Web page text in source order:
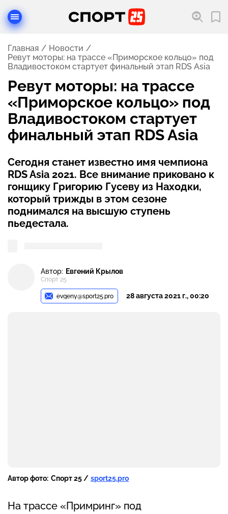
Главная
Новости
Ревут моторы: на трассе «Приморское кольцо» под
Владивостоком стартует финальный этап RDS Asia
Ревут моторы: на трассе
«Приморское кольцо» под
Владивостоком стартует
финальный этап RDS Asia
Сегодня станет известно имя чемпиона
RDS Asia 2021. Все внимание приковано к
гонщику Григорию Гусеву из Находки,
который трижды в этом сезоне
поднимался на высшую ступень
пьедестала.
Автор: Евгений Крылов
Спорт 25
evgeny@sport25.pro 28 августа 2021 г., 00:20
Автор фото: Спорт 25 / sport25.pro
На трассе «Примринг» под